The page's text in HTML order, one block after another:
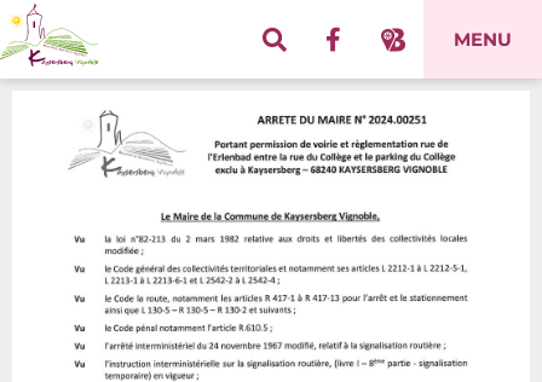
MENU
Panneau de gestion des cookies